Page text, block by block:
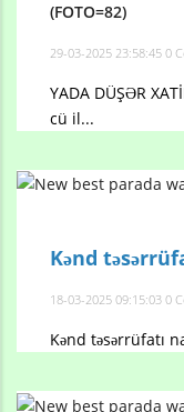
(FOTO=82)
29-03-2025 23:58:45 0
YADA DÜŞƏR
cü il...
Kənd
18-03-2025 09:15:03 0
Kənd təsərrüfatı